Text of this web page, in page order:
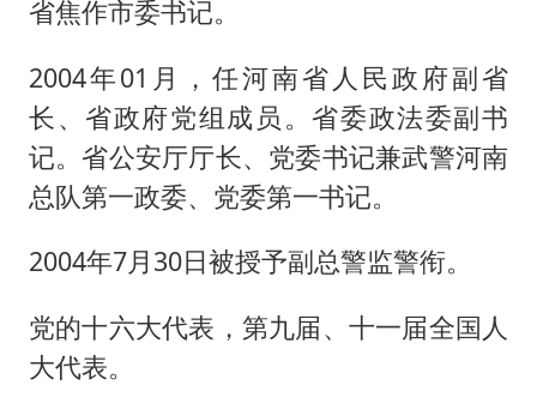
省焦作市委书记。
2004年01月，任河南省人民政府副省
长、省政府党组成员。省委政法委副书
记。省公安厅厅长、党委书记兼武警河南
总队第一政委、党委第一书记。
2004年7月30日被授予副总警监警衔。
党的十六大代表，第九届、十一届全国人
大代表。